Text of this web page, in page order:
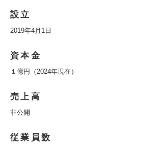
設立
2019年4月1日
資本金
１億円（2024年現在）
売上高
非公開
従業員数